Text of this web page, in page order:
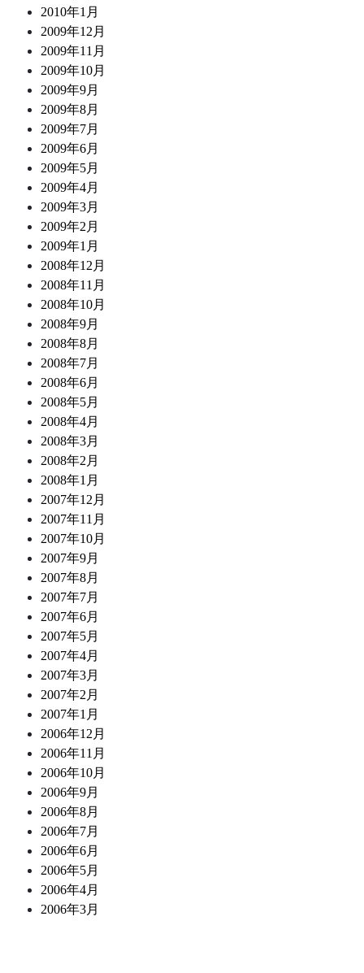
2010年1月
2009年12月
2009年11月
2009年10月
2009年9月
2009年8月
2009年7月
2009年6月
2009年5月
2009年4月
2009年3月
2009年2月
2009年1月
2008年12月
2008年11月
2008年10月
2008年9月
2008年8月
2008年7月
2008年6月
2008年5月
2008年4月
2008年3月
2008年2月
2008年1月
2007年12月
2007年11月
2007年10月
2007年9月
2007年8月
2007年7月
2007年6月
2007年5月
2007年4月
2007年3月
2007年2月
2007年1月
2006年12月
2006年11月
2006年10月
2006年9月
2006年8月
2006年7月
2006年6月
2006年5月
2006年4月
2006年3月